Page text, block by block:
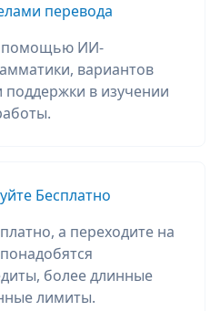
перевода
помощью ИИ-
вариантов
в изучении
Бесплатно
а переходите на
более длинные
лимиты.